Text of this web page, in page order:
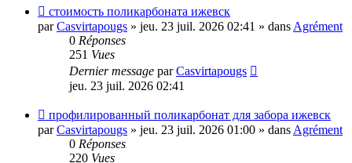
Nouveau
message
стоимость поликарбоната ижевск
parCasvirtapougs » jeu. 23 juil. 2026 02:41 » dans Agrément
0 Réponses
251 Vues
Dernier message parCasvirtapougs
jeu. 23 juil. 2026 02:41
Nouveau
message
профилированный поликарбонат для забора ижевск
parCasvirtapougs » jeu. 23 juil. 2026 01:00 » dans Agrément
0 Réponses
220 Vues